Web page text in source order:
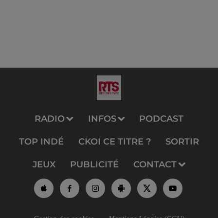
RADIO INFOS PODCAST
TOP INDÉ CKOI CE TITRE ? SORTIR
JEUX PUBLICITÉ CONTACT